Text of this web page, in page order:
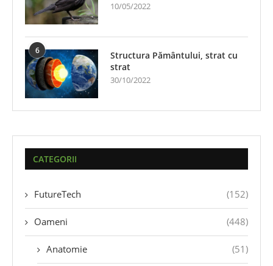
10/05/2022
6
Structura Pământului, strat cu
strat
30/10/2022
CATEGORII
FutureTech (152)
Oameni (448)
Anatomie (51)